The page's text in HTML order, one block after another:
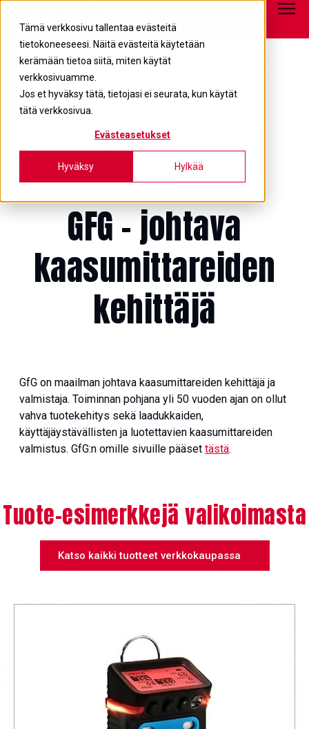
Tämä verkkosivu tallentaa evästeitä
tietokoneeseesi. Näitä evästeitä käytetään
kerämään tietoa siitä, miten käytät
verkkosivuamme.
Jos et hyväksy tätä, tietojasi ei seurata, kun käytät
tätä verkkosivua.
Evästeasetukset
Hyväksy Hylkää
05 680 7700
GFG – johtava
kaasumittareiden
kehittäjä
GfG on maailman johtava kaasumittareiden kehittäjä ja
valmistaja. Toiminnan pohjana yli 50 vuoden ajan on ollut
vahva tuotekehitys sekä laadukkaiden,
käyttäjäystävällisten ja luotettavien kaasumittareiden
valmistus. GfG:n omille sivuille pääset tästä.
Tuote-esimerkkejä valikoimasta
Katso kaikki tuotteet verkkokaupassa